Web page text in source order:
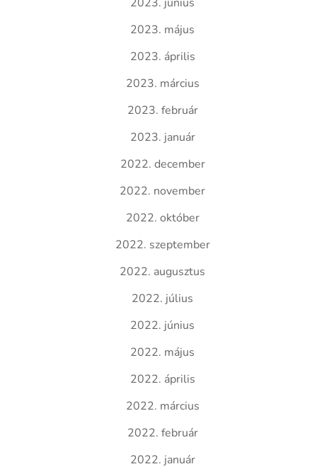
2023. május
2023. április
2023. március
2023. február
2023. január
2022. december
2022. november
2022. október
2022. szeptember
2022. augusztus
2022. július
2022. június
2022. május
2022. április
2022. március
2022. február
2022. január